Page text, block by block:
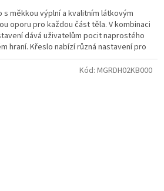
měkkou výplní a kvalitním látkovým
oporu pro každou část těla. V kombinaci
dává uživatelům pocit naprostého
hraní. Křeslo nabízí různá nastavení pro
si nastavit područky, výšku sedadla
Kód: MGRDH02KB000